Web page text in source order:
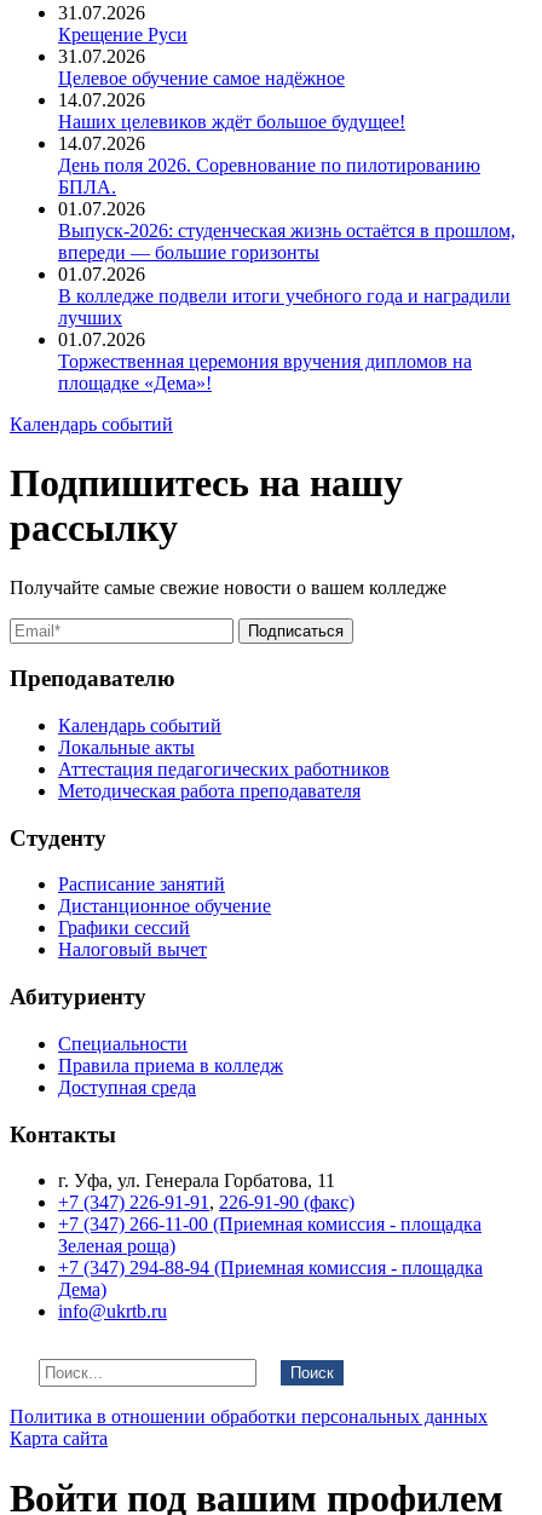
31.07.2026
Крещение Руси
31.07.2026
Целевое обучение самое надёжное
14.07.2026
Наших целевиков ждёт большое будущее!
14.07.2026
День поля 2026. Соревнование по пилотированию
БПЛА.
01.07.2026
Выпуск-2026: студенческая жизнь остаётся в прошлом,
впереди — большие горизонты
01.07.2026
В колледже подвели итоги учебного года и наградили
лучших
01.07.2026
Торжественная церемония вручения дипломов на
площадке «Дема»!
Календарь событий
Подпишитесь на нашу
рассылку
Получайте самые свежие новости о вашем колледже
Преподавателю
Календарь событий
Локальные акты
Аттестация педагогических работников
Методическая работа преподавателя
Студенту
Расписание занятий
Дистанционное обучение
Графики сессий
Налоговый вычет
Абитуриенту
Специальности
Правила приема в колледж
Доступная среда
Контакты
г. Уфа, ул. Генерала Горбатова, 11
+7 (347) 226-91-91 , 226-91-90 (факс)
+7 (347) 266-11-00 (Приемная комиссия - площадка
Зеленая роща)
+7 (347) 294-88-94 (Приемная комиссия - площадка
Дема)
info@ukrtb.ru
Поиск
Политика в отношении обработки персональных данных
Карта сайта
Войти под вашим профилем